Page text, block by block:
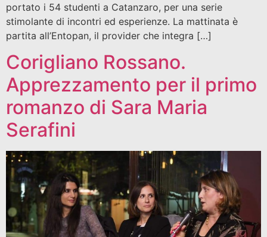
portato i 54 studenti a Catanzaro, per una serie
stimolante di incontri ed esperienze. La mattinata è
partita all’Entopan, il provider che integra […]
Corigliano Rossano.
Apprezzamento per il primo
romanzo di Sara Maria
Serafini